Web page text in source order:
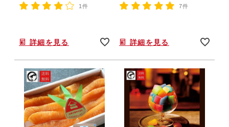
1件
詳細を見る
7件
詳細を見る